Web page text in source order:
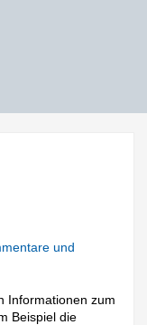
und
Informationen zum
Beispiel die